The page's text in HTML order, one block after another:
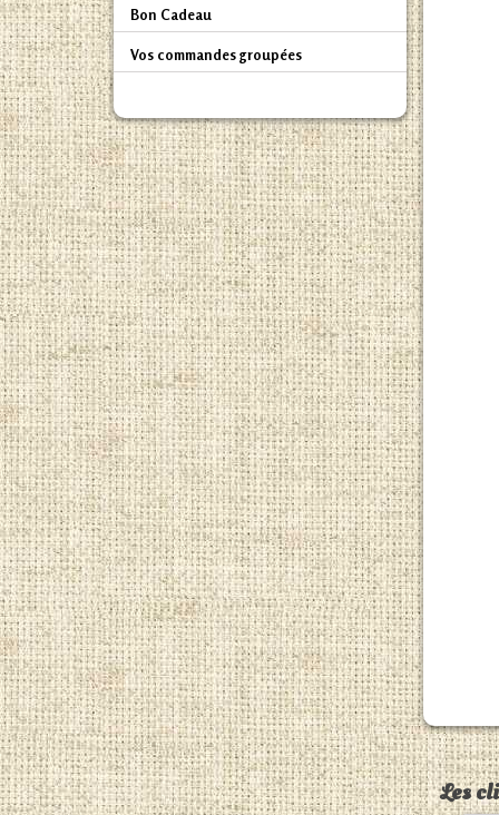
Bon Cadeau
Vos commandes groupées
Les